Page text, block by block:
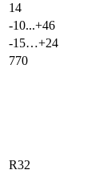
14
-10...+46
-15…+24
770
R32